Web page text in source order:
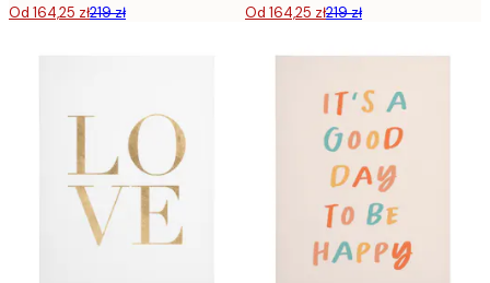
Od 164,25 zł219 zł Od 164,25 zł219 zł